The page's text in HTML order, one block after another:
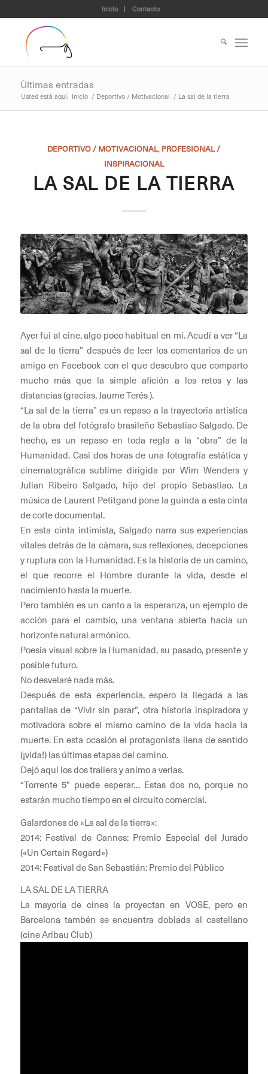
Inicio Contacto
Últimas entradas
Usted está aquí: Inicio / Deportivo / Motivacional / La sal de la tierra
DEPORTIVO / MOTIVACIONAL,PROFESIONAL /
INSPIRACIONAL
LA SAL DE LA TIERRA
Ayer fui al cine, algo poco habitual en mi. Acudí a ver “La
sal de la tierra” después de leer los comentarios de un
amigo en Facebook con el que descubro que comparto
mucho más que la simple afición a los retos y las
distancias (gracias, Jaume Terés ).
“La sal de la tierra” es un repaso a la trayectoria artística
de la obra del fotógrafo brasileño Sebastiao Salgado. De
hecho, es un repaso en toda regla a la “obra” de la
Humanidad. Casi dos horas de una fotografía estática y
cinematográfica sublime dirigida por Wim Wenders y
Julian Ribeiro Salgado, hijo del propio Sebastiao. La
música de Laurent Petitgand pone la guinda a esta cinta
de corte documental.
En esta cinta intimista, Salgado narra sus experiencias
vitales detrás de la cámara, sus reflexiones, decepciones
y ruptura con la Humanidad. Es la historia de un camino,
el que recorre el Hombre durante la vida, desde el
nacimiento hasta la muerte.
Pero también es un canto a la esperanza, un ejemplo de
acción para el cambio, una ventana abierta hacia un
horizonte natural armónico.
Poesía visual sobre la Humanidad, su pasado, presente y
posible futuro.
No desvelaré nada más.
Después de esta experiencia, espero la llegada a las
pantallas de “Vivir sin parar”, otra historia inspiradora y
motivadora sobre el mismo camino de la vida hacia la
muerte. En esta ocasión el protagonista llena de sentido
(¡vida!) las últimas etapas del camino.
Dejó aquí los dos trailers y animo a verlas.
“Torrente 5” puede esperar… Estas dos no, porque no
estarán mucho tiempo en el circuito comercial.
Galardones de «La sal de la tierra»:
2014: Festival de Cannes: Premio Especial del Jurado
(«Un Certain Regard»)
2014: Festival de San Sebastián: Premio del Público
LA SAL DE LA TIERRA
La mayoría de cines la proyectan en VOSE, pero en
Barcelona tambén se encuentra doblada al castellano
(cine Aribau Club)